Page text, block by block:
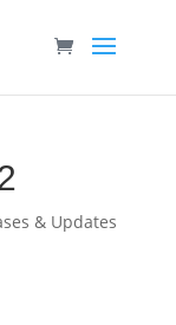
& Updates